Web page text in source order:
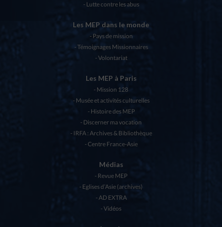
Lutte contre les abus
Les MEP dans le monde
Pays de mission
Témoignages Missionnaires
Volontariat
Les MEP à Paris
Mission 128
Musée et activités culturelles
Histoire des MEP
Discerner ma vocation
IRFA : Archives & Bibliothèque
Centre France-Asie
Médias
Revue MEP
Eglises d’Asie (archives)
AD EXTRA
Vidéos